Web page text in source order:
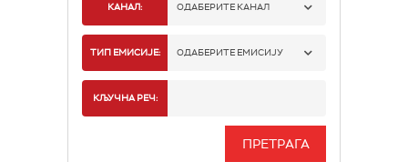
КАНАЛ: ОДАБЕРИТЕ КАНАЛ
РАДИО БЕОГРАД 1
РАДИО БЕОГРАД 3
ТИП ЕМИСИЈЕ: ОДАБЕРИТЕ ЕМИСИЈУ
КЉУЧНА РЕЧ: